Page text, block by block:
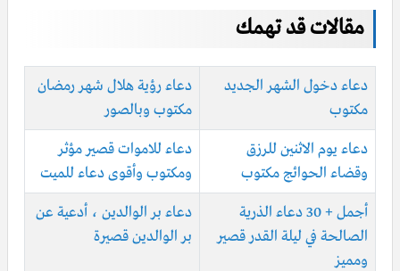
مقالات قد تهمك
دعاء دخول الشهر الجديد
مكتوب
دعاء رؤية هلال شهر رمضان
مكتوب وبالصور
دعاء يوم الاثنين للرزق
وقضاء الحوائج مكتوب
دعاء للاموات قصير مؤثر
ومكتوب وأقوى دعاء للميت
أجمل + 30 دعاء الذرية
الصالحة في ليلة القدر قصير
ومميز
دعاء بر الوالدين ، أدعية عن
بر الوالدين قصيرة